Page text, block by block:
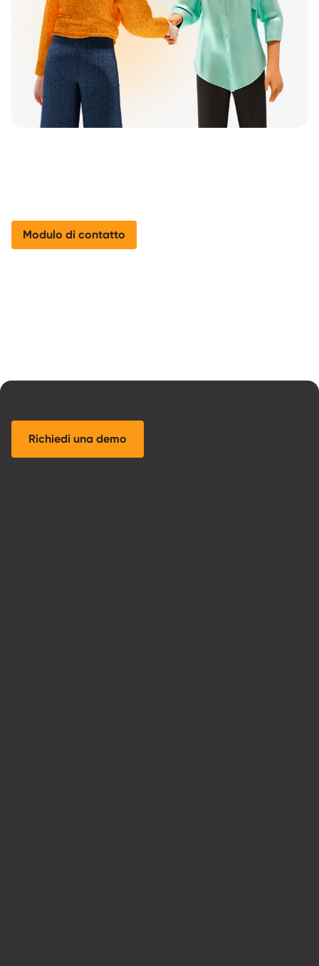
Modulo di contatto
Richiedi una demo